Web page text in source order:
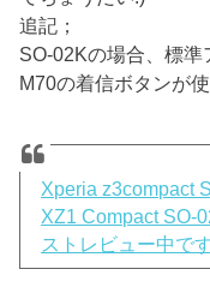
追記；
SO-02Kの場合、標準
M70の着信ボタンが
Xperia z3compact
XZ1 Compact SO-
ストレビュー中で